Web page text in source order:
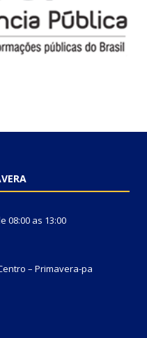
08:00 as 13:00
– Primavera-pa